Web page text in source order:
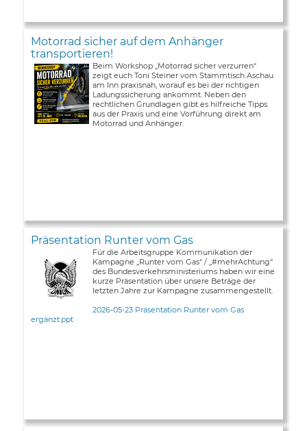
Motorrad sicher auf dem Anhänger
transportieren!
Beim Workshop „Motorrad sicher verzurren“
zeigt euch Toni Steiner vom Stammtisch Aschau
am Inn praxisnah, worauf es bei der richtigen
Ladungssicherung ankommt. Neben den
rechtlichen Grundlagen gibt es hilfreiche Tipps
aus der Praxis und eine Vorführung direkt am
Motorrad und Anhänger.
Präsentation Runter vom Gas
Für die Arbeitsgruppe Kommunikation der
Kampagne „Runter vom Gas“ / „#mehrAchtung“
des Bundesverkehrsministeriums haben wir eine
kurze Präsentation über unsere Beträge der
letzten Jahre zur Kampagne zusammengestellt.
2026-05-23 Präsentation Runter vom Gas
ergänzt.ppt